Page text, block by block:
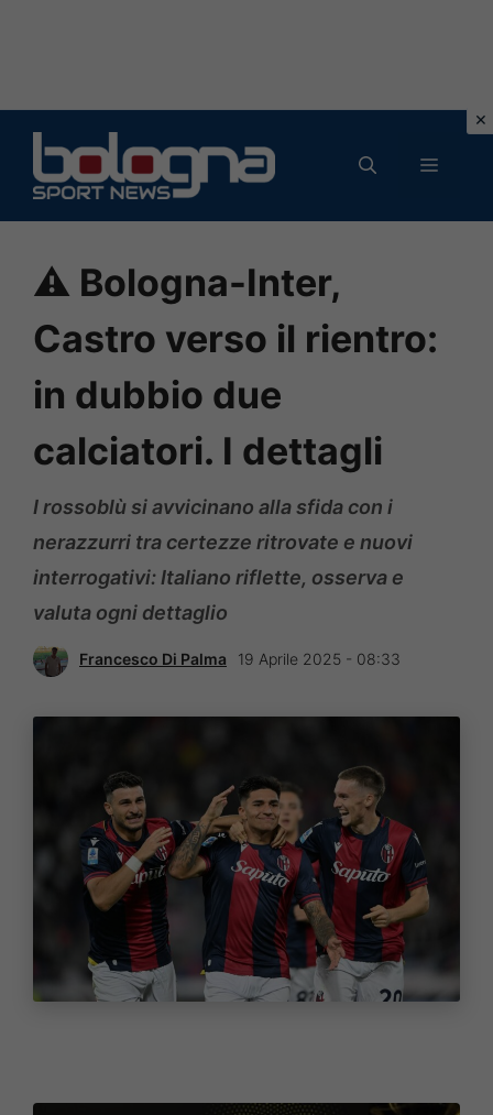
contenuto
MENU
⚠️ Bologna-Inter,
Castro verso il rientro:
in dubbio due
calciatori. I dettagli
I rossoblù si avvicinano alla sfida con i
nerazzurri tra certezze ritrovate e nuovi
interrogativi: Italiano riflette, osserva e
valuta ogni dettaglio
Francesco Di Palma 19 Aprile 2025 - 08:33